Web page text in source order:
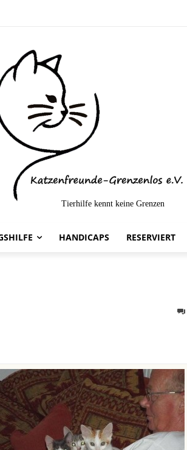
Tierhilfe kennt keine Grenzen
HANDICAPS RESERVIERT
Storm -